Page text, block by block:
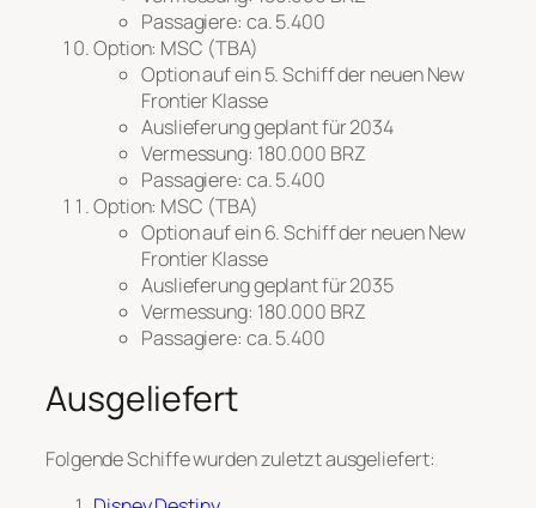
Passagiere: ca. 5.400
Option: MSC (TBA)
Option auf ein 5. Schiff der neuenNew
FrontierKlasse
Auslieferung geplant für 2034
Vermessung: 180.000 BRZ
Passagiere: ca. 5.400
Option: MSC (TBA)
Option auf ein 6. Schiff der neuenNew
FrontierKlasse
Auslieferung geplant für 2035
Vermessung: 180.000 BRZ
Passagiere: ca. 5.400
Ausgeliefert
Folgende Schiffe wurden zuletzt ausgeliefert: